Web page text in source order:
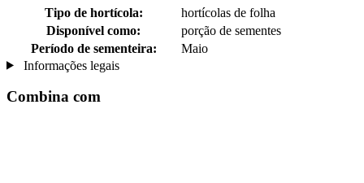
Tipo de hortícola:
hortícolas de folha
Disponível como:
porção de sementes
Período de sementeira:
Maio
Informações legais
Combina com